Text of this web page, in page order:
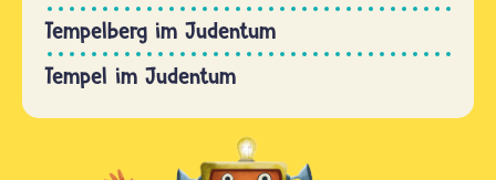
Tempelberg im Judentum
Tempel im Judentum